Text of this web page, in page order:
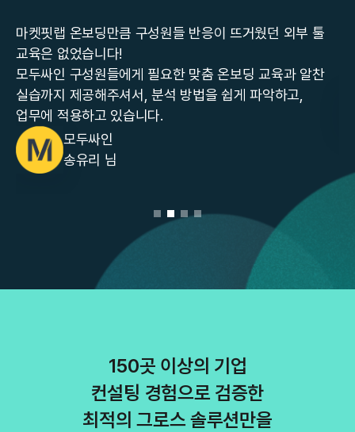
구성원들 반응이 뜨거웠던 외부 툴
게 필요한 맞춤 온보딩 교육과 알찬
서, 분석 방법을 쉽게 파악하고,
니다.
컨설턴트 분들의 꾸준
고민을 나눌 수 있어 존
라포랩스
150곳 이상의 기업
컨설팅 경험으로 검증한
최적의 그로스 솔루션만을